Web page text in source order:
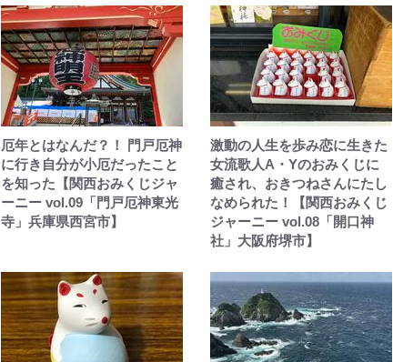
厄年とはなんだ？！ 門戸厄神
に行き自分が小厄だったこと
を知った【関西おみくじジャ
ーニー vol.09「門戸厄神東光
寺」兵庫県西宮市】
激動の人生を歩み恋に生きた
女流歌人A・Yのおみくじに
癒され、おきつねさんにたし
なめられた！【関西おみくじ
ジャーニー vol.08「開口神
社」大阪府堺市】